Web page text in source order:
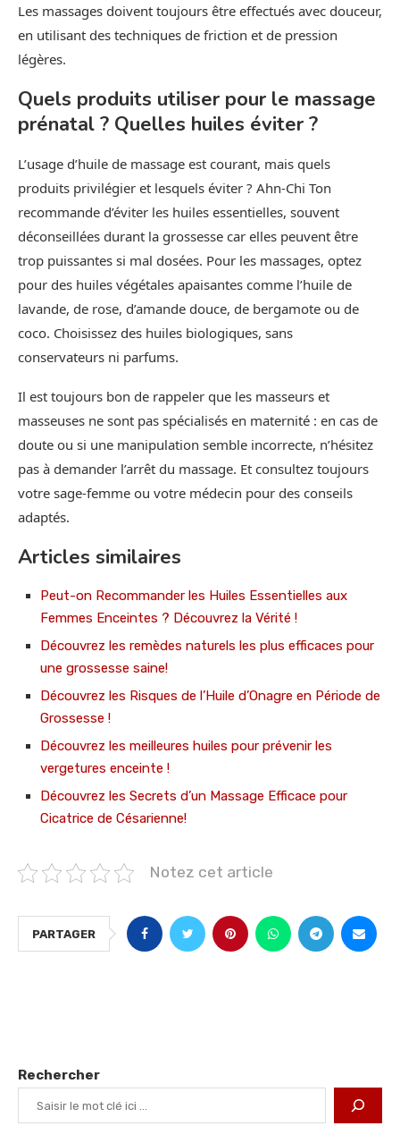
Les massages doivent toujours être effectués avec douceur,
en utilisant des techniques de friction et de pression
légères.
Quels produits utiliser pour le massage
prénatal ? Quelles huiles éviter ?
L’usage d’huile de massage est courant, mais quels
produits privilégier et lesquels éviter ? Ahn-Chi Ton
recommande d’éviter les huiles essentielles, souvent
déconseillées durant la grossesse car elles peuvent être
trop puissantes si mal dosées. Pour les massages, optez
pour des huiles végétales apaisantes comme l’huile de
lavande, de rose, d’amande douce, de bergamote ou de
coco. Choisissez des huiles biologiques, sans
conservateurs ni parfums.
Il est toujours bon de rappeler que les masseurs et
masseuses ne sont pas spécialisés en maternité : en cas de
doute ou si une manipulation semble incorrecte, n’hésitez
pas à demander l’arrêt du massage. Et consultez toujours
votre sage-femme ou votre médecin pour des conseils
adaptés.
Articles similaires
Peut-on Recommander les Huiles Essentielles aux
Femmes Enceintes ? Découvrez la Vérité !
Découvrez les remèdes naturels les plus efficaces pour
une grossesse saine!
Découvrez les Risques de l’Huile d’Onagre en Période de
Grossesse !
Découvrez les meilleures huiles pour prévenir les
vergetures enceinte !
Découvrez les Secrets d’un Massage Efficace pour
Cicatrice de Césarienne!
Notez cet article
PARTAGER
Rechercher